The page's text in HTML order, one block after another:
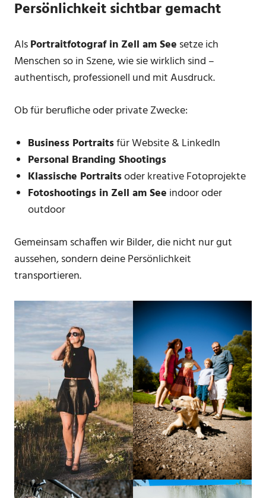
Persönlichkeit sichtbar gemacht
AlsPortraitfotograf in Zell am See setze ich
Menschen so in Szene, wie sie wirklich sind –
authentisch, professionell und mit Ausdruck.
Ob für berufliche oder private Zwecke:
Business Portraitsfür Website & LinkedIn
Personal Branding Shootings
Klassische Portraitsoder kreative Fotoprojekte
Fotoshootings in Zell am See indoor oder
outdoor
Gemeinsam schaffen wir Bilder, die nicht nur gut
aussehen, sondern deine Persönlichkeit
transportieren.